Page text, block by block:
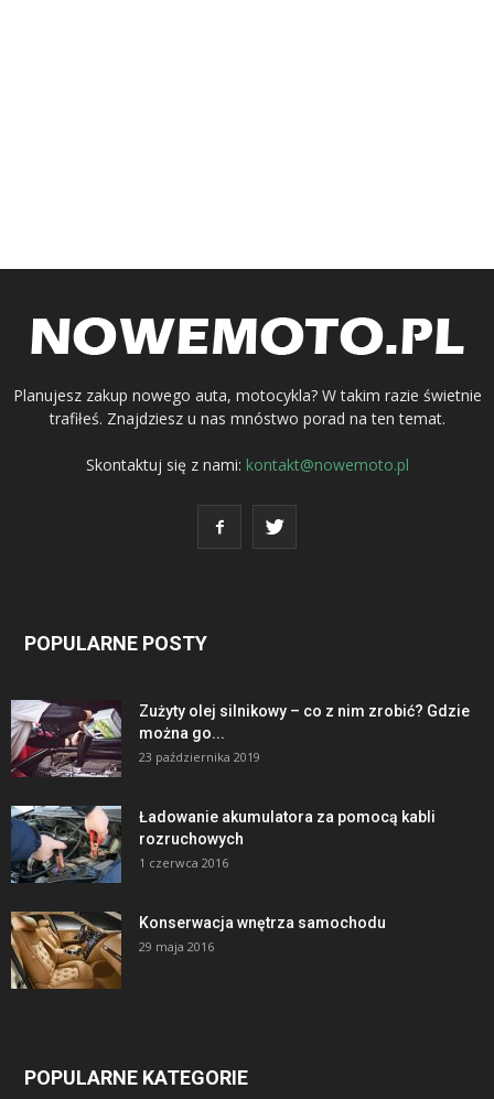
Planujesz zakup nowego auta, motocykla? W takim razie świetnie
trafiłeś. Znajdziesz u nas mnóstwo porad na ten temat.
Skontaktuj się z nami: kontakt@nowemoto.pl
POPULARNE POSTY
Zużyty olej silnikowy – co z nim zrobić? Gdzie
można go...
23 października 2019
Ładowanie akumulatora za pomocą kabli
rozruchowych
1 czerwca 2016
Konserwacja wnętrza samochodu
29 maja 2016
POPULARNE KATEGORIE